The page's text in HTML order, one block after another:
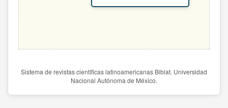
Sistema de revistas científicas latinoamericanas Biblat. Universidad
Nacional Autónoma de México.